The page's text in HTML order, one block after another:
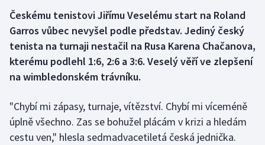
Box
Curling
Florbal
Českému tenistovi Jiřímu Veselému start na Roland
Garros vůbec nevyšel podle představ. Jediný český
tenista na turnaji nestačil na Rusa Karena Chačanova,
kterému podlehl 1:6, 2:6 a 3:6. Veselý věří ve zlepšení
na wimbledonském trávníku.
"Chybí mi zápasy, turnaje, vítězství. Chybí mi víceméně
úplně všechno. Zas se bohužel plácám v krizi a hledám
cestu ven," hlesla sedmadvacetiletá česká jednička.